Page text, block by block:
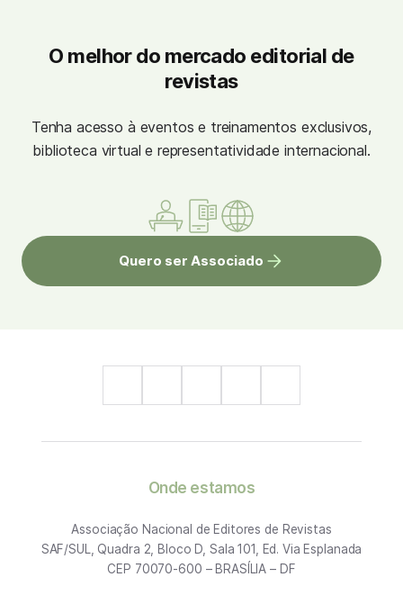
O melhor do mercado editorial de
revistas
Tenha acesso à eventos e treinamentos exclusivos,
biblioteca virtual e representatividade internacional.
Quero ser Associado
Onde estamos
Associação Nacional de Editores de Revistas
SAF/SUL, Quadra 2, Bloco D, Sala 101, Ed. Via Esplanada
CEP 70070-600 – BRASÍLIA – DF